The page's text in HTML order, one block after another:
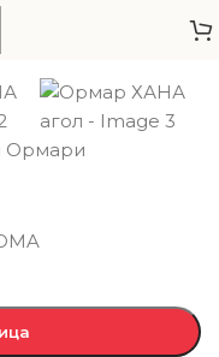
Ормари